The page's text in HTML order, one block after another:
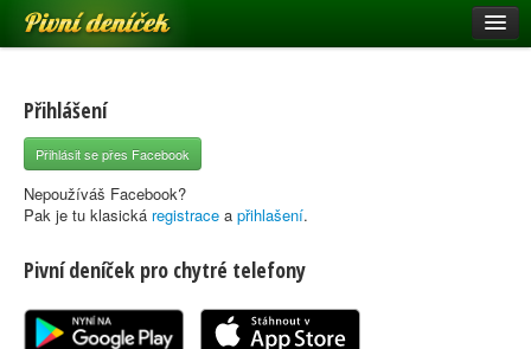
Pivní deníček
Pivní mapa
Pivní značky
Nápověda
Registrace
Přihlášení
Přihlásit se přes Facebook
Nepoužíváš Facebook?
Pak je tu klasická registrace a přihlašení.
Pivní deníček pro chytré telefony